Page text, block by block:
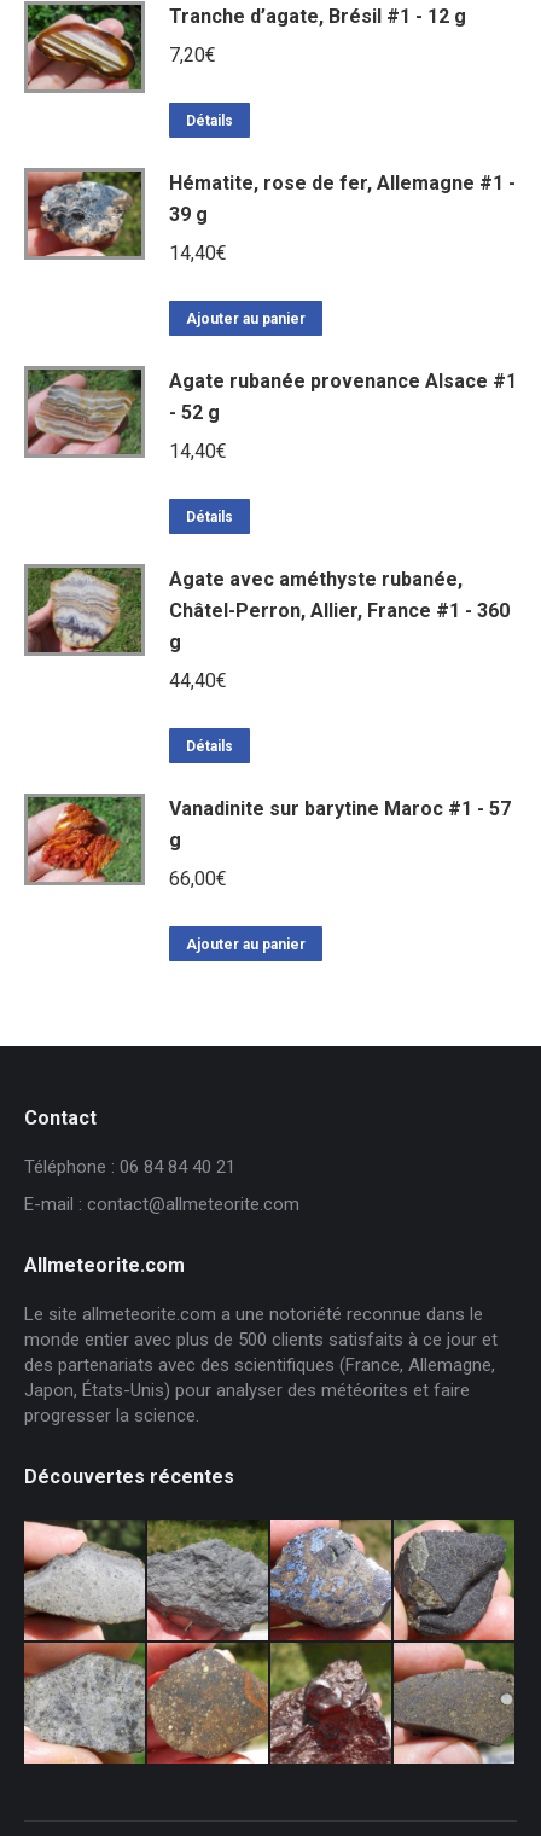
Tranche d’agate, Brésil #1 - 12 g
7,20€
Détails
Hématite, rose de fer, Allemagne #1 -
39 g
14,40€
Ajouter au panier
Agate rubanée provenance Alsace #1
- 52 g
14,40€
Détails
Agate avec améthyste rubanée,
Châtel-Perron, Allier, France #1 - 360
g
44,40€
Détails
Vanadinite sur barytine Maroc #1 - 57
g
66,00€
Ajouter au panier
Contact
Téléphone : 06 84 84 40 21
E-mail : contact@allmeteorite.com
Allmeteorite.com
Le site allmeteorite.com a une notoriété reconnue dans le
monde entier avec plus de 500 clients satisfaits à ce jour et
des partenariats avec des scientifiques (France, Allemagne,
Japon, États-Unis) pour analyser des météorites et faire
progresser la science.
Découvertes récentes